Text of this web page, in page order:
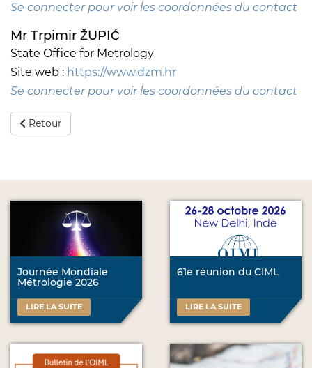
Se connecter pour voir les coordonnées du contact
Mr Trpimir ŽUPIĆ
State Office for Metrology
Site web : https://www.dzm.hr
Se connecter pour voir les coordonnées du contact
Retour
Journée Mondiale
Métrologie 2026
LIRE LA SUITE
61e réunion du CIML
LIRE LA SUITE